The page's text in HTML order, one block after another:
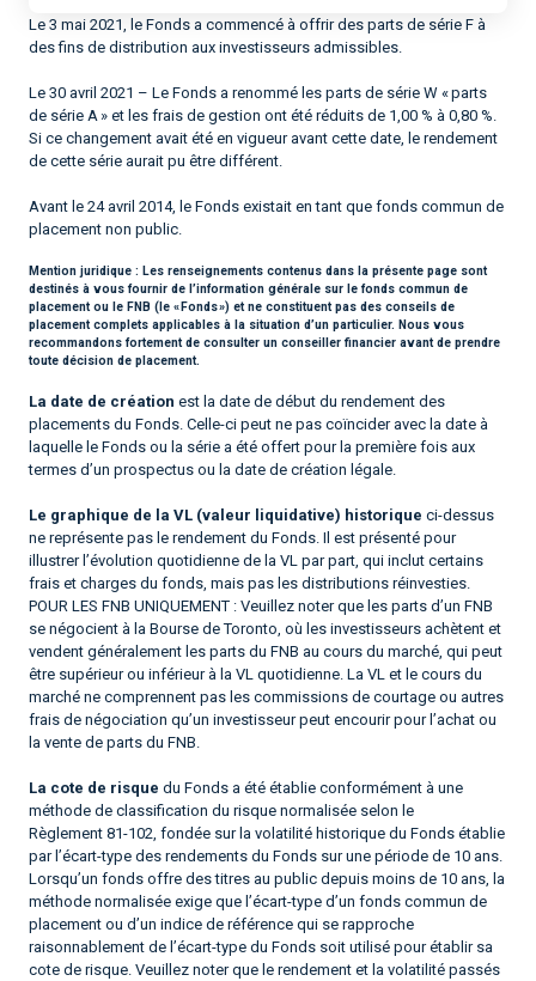
Le 3 mai 2021, le Fonds a commencé à offrir des parts de série F à
des fins de distribution aux investisseurs admissibles.
Le 30 avril 2021 – Le Fonds a renommé les parts de série W « parts
de série A » et les frais de gestion ont été réduits de 1,00 % à 0,80 %.
Si ce changement avait été en vigueur avant cette date, le rendement
de cette série aurait pu être différent.
Avant le 24 avril 2014, le Fonds existait en tant que fonds commun de
placement non public.
Mention juridique : Les renseignements contenus dans la présente page sont
destinés à vous fournir de l’information générale sur le fonds commun de
placement ou le FNB (le « Fonds ») et ne constituent pas des conseils de
placement complets applicables à la situation d’un particulier. Nous vous
recommandons fortement de consulter un conseiller financier avant de prendre
toute décision de placement.
La date de création est la date de début du rendement des
placements du Fonds. Celle-ci peut ne pas coïncider avec la date à
laquelle le Fonds ou la série a été offert pour la première fois aux
termes d’un prospectus ou la date de création légale.
Le graphique de la VL (valeur liquidative) historique ci-dessus
ne représente pas le rendement du Fonds. Il est présenté pour
illustrer l’évolution quotidienne de la VL par part, qui inclut certains
frais et charges du fonds, mais pas les distributions réinvesties.
POUR LES FNB UNIQUEMENT : Veuillez noter que les parts d’un FNB
se négocient à la Bourse de Toronto, où les investisseurs achètent et
vendent généralement les parts du FNB au cours du marché, qui peut
être supérieur ou inférieur à la VL quotidienne. La VL et le cours du
marché ne comprennent pas les commissions de courtage ou autres
frais de négociation qu’un investisseur peut encourir pour l’achat ou
la vente de parts du FNB.
La cote de risque du Fonds a été établie conformément à une
méthode de classification du risque normalisée selon le
Règlement 81-102, fondée sur la volatilité historique du Fonds établie
par l’écart-type des rendements du Fonds sur une période de 10 ans.
Lorsqu’un fonds offre des titres au public depuis moins de 10 ans, la
méthode normalisée exige que l’écart-type d’un fonds commun de
placement ou d’un indice de référence qui se rapproche
raisonnablement de l’écart-type du Fonds soit utilisé pour établir sa
cote de risque. Veuillez noter que le rendement et la volatilité passés